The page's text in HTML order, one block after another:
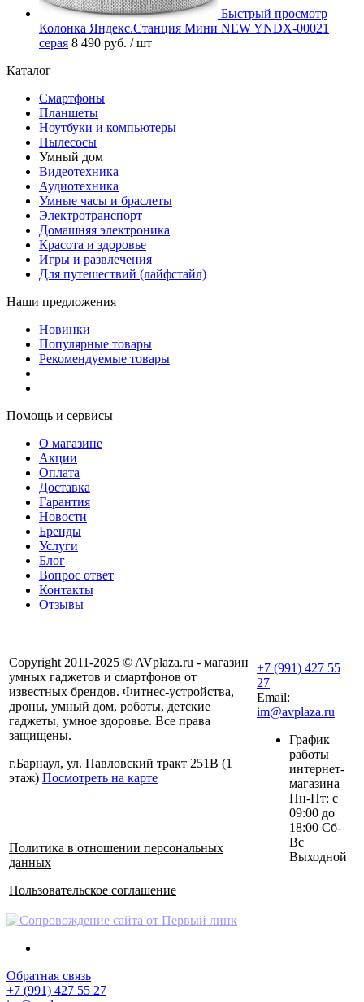
Быстрый просмотр
Колонка Яндекс.Станция Мини NEW YNDX-00021
серая 8 490 руб. / шт
Каталог
Смартфоны
Планшеты
Ноутбуки и компьютеры
Пылесосы
Умный дом
Видеотехника
Аудиотехника
Умные часы и браслеты
Электротранспорт
Домашняя электроника
Красота и здоровье
Игры и развлечения
Для путешествий (лайфстайл)
Наши предложения
Новинки
Популярные товары
Рекомендуемые товары
Помощь и сервисы
О магазине
Акции
Оплата
Доставка
Гарантия
Новости
Бренды
Услуги
Блог
Вопрос ответ
Контакты
Отзывы
Copyright 2011-2025 © AVplaza.ru - магазин
умных гаджетов и смартфонов от
известных брендов. Фитнес-устройства,
дроны, умный дом, роботы, детские
гаджеты, умное здоровье. Все права
защищены.
г.Барнаул, ул. Павловский тракт 251В (1
этаж) Посмотреть на карте
Политика в отношении персональных
данных
Пользовательское соглашение
+7 (991) 427 55
27
Email:
im@avplaza.ru
График
работы
интернет-
магазина
Пн-Пт: с
09:00 до
18:00 Сб-
Вс
Выходной
Обратная связь
+7 (991) 427 55 27